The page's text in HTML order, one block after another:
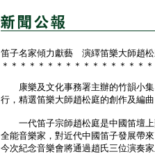
笛子名家傾力獻藝 演繹笛樂大師趙松
＊＊＊＊＊＊＊＊＊＊＊＊＊＊＊＊＊
康樂及文化事務署主辦的竹韻小集
行，精選笛樂大師趙松庭的創作及編
一代笛子宗師趙松庭是中國笛壇上
全能音樂家，對近代中國笛子發展帶
今次紀念音樂會將通過趙氏三位演奏